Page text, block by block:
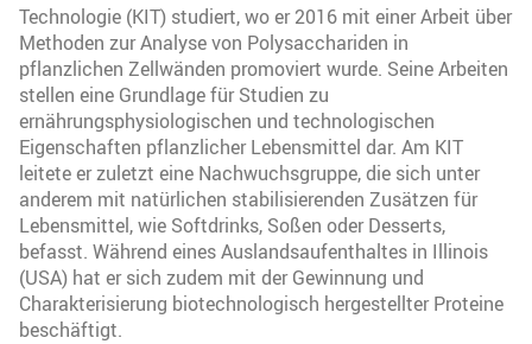
Technologie (KIT) studiert, wo er 2016 mit einer Arbeit über
Methoden zur Analyse von Polysacchariden in
pflanzlichen Zellwänden promoviert wurde. Seine Arbeiten
stellen eine Grundlage für Studien zu
ernährungsphysiologischen und technologischen
Eigenschaften pflanzlicher Lebensmittel dar. Am KIT
leitete er zuletzt eine Nachwuchsgruppe, die sich unter
anderem mit natürlichen stabilisierenden Zusätzen für
Lebensmittel, wie Softdrinks, Soßen oder Desserts,
befasst. Während eines Auslandsaufenthaltes in Illinois
(USA) hat er sich zudem mit der Gewinnung und
Charakterisierung biotechnologisch hergestellter Proteine
beschäftigt.